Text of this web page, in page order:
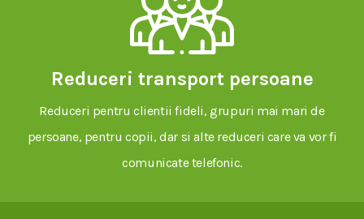
Reduceri transport persoane
Reduceri pentru clientii fideli, grupuri mai mari de
persoane, pentru copii, dar si alte reduceri care va vor fi
comunicate telefonic.